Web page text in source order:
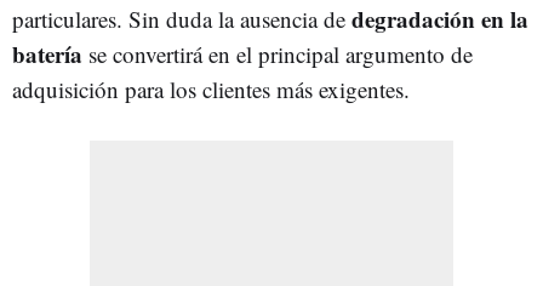
particulares. Sin duda la ausencia de degradación en la
batería se convertirá en el principal argumento de
adquisición para los clientes más exigentes.